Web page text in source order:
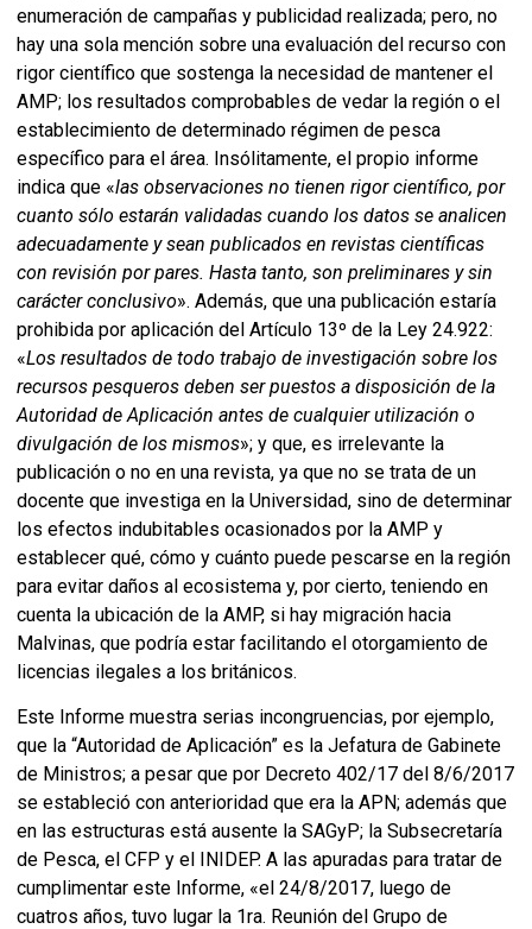
enumeración de campañas y publicidad realizada; pero, no
hay una sola mención sobre una evaluación del recurso con
rigor científico que sostenga la necesidad de mantener el
AMP; los resultados comprobables de vedar la región o el
establecimiento de determinado régimen de pesca
específico para el área. Insólitamente, el propio informe
indica que «las observaciones no tienen rigor científico, por
cuanto sólo estarán validadas cuando los datos se analicen
adecuadamente y sean publicados en revistas científicas
con revisión por pares. Hasta tanto, son preliminares y sin
carácter conclusivo». Además, que una publicación estaría
prohibida por aplicación del Artículo 13º de la Ley 24.922:
«Los resultados de todo trabajo de investigación sobre los
recursos pesqueros deben ser puestos a disposición de la
Autoridad de Aplicación antes de cualquier utilización o
divulgación de los mismos»; y que, es irrelevante la
publicación o no en una revista, ya que no se trata de un
docente que investiga en la Universidad, sino de determinar
los efectos indubitables ocasionados por la AMP y
establecer qué, cómo y cuánto puede pescarse en la región
para evitar daños al ecosistema y, por cierto, teniendo en
cuenta la ubicación de la AMP, si hay migración hacia
Malvinas, que podría estar facilitando el otorgamiento de
licencias ilegales a los británicos.
Este Informe muestra serias incongruencias, por ejemplo,
que la “Autoridad de Aplicación” es la Jefatura de Gabinete
de Ministros; a pesar que por Decreto 402/17 del 8/6/2017
se estableció con anterioridad que era la APN; además que
en las estructuras está ausente la SAGyP; la Subsecretaría
de Pesca, el CFP y el INIDEP. A las apuradas para tratar de
cumplimentar este Informe, «el 24/8/2017, luego de
cuatros años, tuvo lugar la 1ra. Reunión del Grupo de